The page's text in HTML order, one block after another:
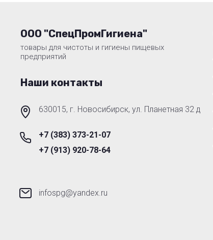
ООО "СпецПромГигиена"
товары для чистоты и гигиены пищевых
предприятий
Наши контакты
630015, г. Новосибирск, ул. Планетная 32 д
+7 (383) 373-21-07
+7 (913) 920-78-64
infospg@yandex.ru